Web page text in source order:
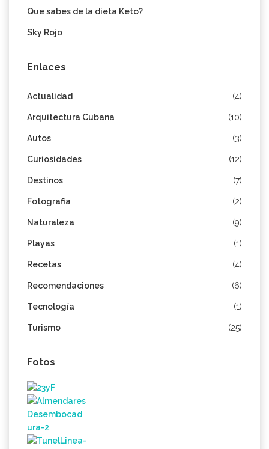
Que sabes de la dieta Keto?
Sky Rojo
Enlaces
Actualidad (4)
Arquitectura Cubana (10)
Autos (3)
Curiosidades (12)
Destinos (7)
Fotografia (2)
Naturaleza (9)
Playas (1)
Recetas (4)
Recomendaciones (6)
Tecnología (1)
Turismo (25)
Fotos